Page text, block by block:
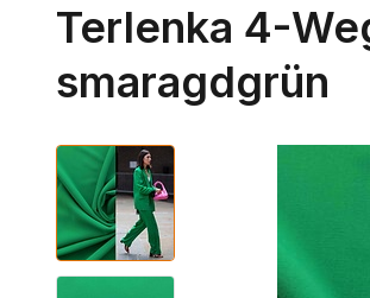
Terlenka 4-
smaragdgrün